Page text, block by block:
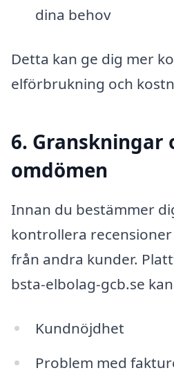
dina behov
Detta kan ge dig mer
elförbrukning och
6. Granskningar
omdömen
Innan du bestämmer
kontrollera
från andra kunder.
bsta-elbolag-gcb.se
Kundnöjdhet
Problem med